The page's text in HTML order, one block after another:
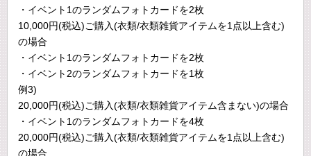
・イベント1のランダムフォトカードを2枚
10,000円(税込)ご購入(衣類/衣類雑貨アイテムを1点以上含む)
の場合
・イベント1のランダムフォトカードを2枚
・イベント2のランダムフォトカードを1枚
例3)
20,000円(税込)ご購入(衣類/衣類雑貨アイテム含まない)の場合
・イベント1のランダムフォトカードを4枚
20,000円(税込)ご購入(衣類/衣類雑貨アイテムを1点以上含む)
の場合